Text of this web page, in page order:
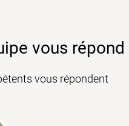
vous répond
vous répondent